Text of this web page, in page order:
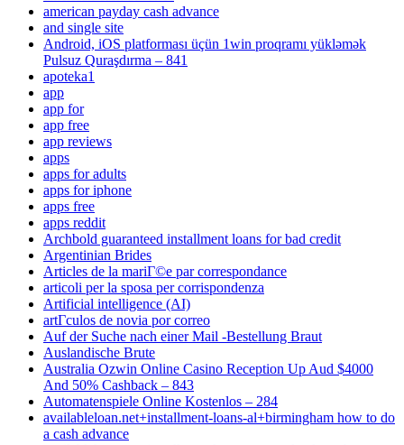
american payday cash advance
and single site
Android, iOS platforması üçün 1win proqramı yükləmək
Pulsuz Quraşdırma – 841
apoteka1
app
app for
app free
app reviews
apps
apps for adults
apps for iphone
apps free
apps reddit
Archbold guaranteed installment loans for bad credit
Argentinian Brides
Articles de la mariГ©e par correspondance
articoli per la sposa per corrispondenza
Artificial intelligence (AI)
artГ­culos de novia por correo
Auf der Suche nach einer Mail -Bestellung Braut
Auslandische Brute
Australia Ozwin Online Casino Reception Up Aud $4000
And 50% Cashback – 843
Automatenspiele Online Kostenlos – 284
availableloan.net+installment-loans-al+birmingham how to do
a cash advance